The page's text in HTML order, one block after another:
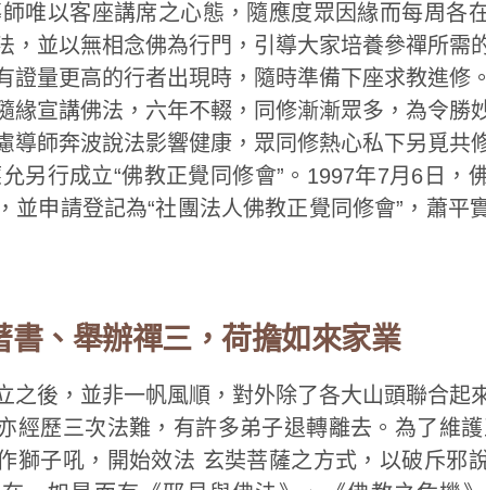
唯以客座講席之心態，隨應度眾因緣而每周各
，並以無相念佛為行門，引導大家培養參禪所需
證量更高的行者出現時，隨時準備下座求教進修
緣宣講佛法，六年不輟，同修漸漸眾多，為令勝
導師奔波說法影響健康，眾同修熱心私下另覓共
另行成立“佛教正覺同修會”。1997年7月6日，
並申請登記為“社團法人佛教正覺同修會”，蕭平
書、舉辦禪三，荷擔如來家業
之後，並非一帆風順，對外除了各大山頭聯合起
經歷三次法難，有許多弟子退轉離去。為了維
獅子吼，開始效法 玄奘菩薩之方式，以破斥邪